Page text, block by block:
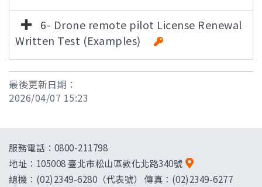
6- Drone remote pilot License Renewal
Written Test (Examples)
最後更新日期：
2026/04/07 15:23
服務電話：0800-211798
地址： 105008 臺北市松山區敦化北路340號
總機：(02)2349-6280（代表號） 傳真：(02)2349-6277